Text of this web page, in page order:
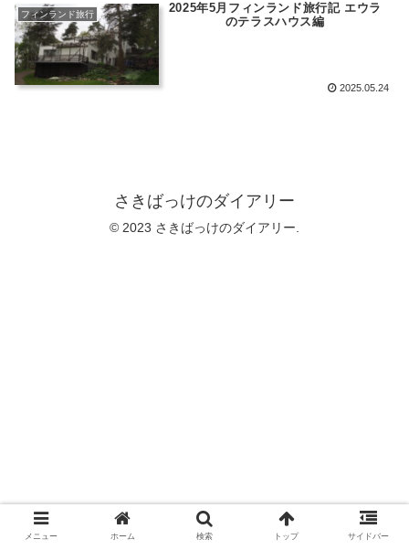
フィンランド旅行
2025年5月フィンランド旅行記 エウラ
のテラスハウス編
2025.05.24
さきばっけのダイアリー
© 2023 さきばっけのダイアリー.
メニュー ホーム 検索 トップ サイドバー